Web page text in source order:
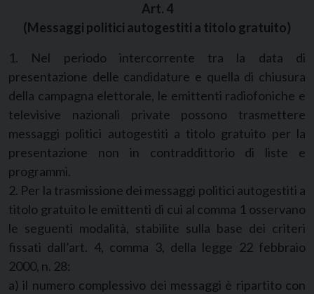
Art. 4
(Messaggi politici autogestiti a titolo gratuito)
1. Nel periodo intercorrente tra la data di
presentazione delle candidature e quella di chiusura
della campagna elettorale, le emittenti radiofoniche e
televisive nazionali private possono trasmettere
messaggi politici autogestiti a titolo gratuito per la
presentazione non in contraddittorio di liste e
programmi.
2. Per la trasmissione dei messaggi politici autogestiti a
titolo gratuito le emittenti di cui al comma 1 osservano
le seguenti modalità, stabilite sulla base dei criteri
fissati dall’art. 4, comma 3, della legge 22 febbraio
2000, n. 28:
a) il numero complessivo dei messaggi è ripartito con